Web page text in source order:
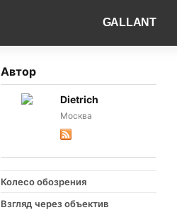
GALLANT
Автор
Dietrich
Москва
Колесо обозрения
Взгляд через объектив